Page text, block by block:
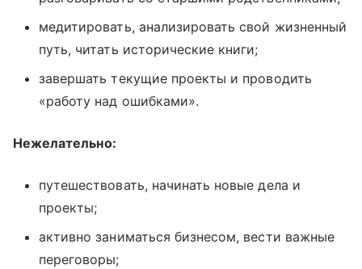
медитировать, анализировать свой жизненный
путь, читать исторические книги;
завершать текущие проекты и проводить
«работу над ошибками».
Нежелательно:
путешествовать, начинать новые дела и
проекты;
активно заниматься бизнесом, вести важные
переговоры;